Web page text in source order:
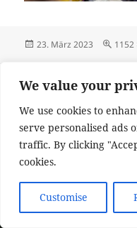
We value your
We use cookies to
serve personalised ads
traffic. By clicking
cookies.
Customise
Veröffentlicht
23. März 2023 1152
VERÖFFENTLICHT IN
Kein
Zug
Impressum und
WordPress